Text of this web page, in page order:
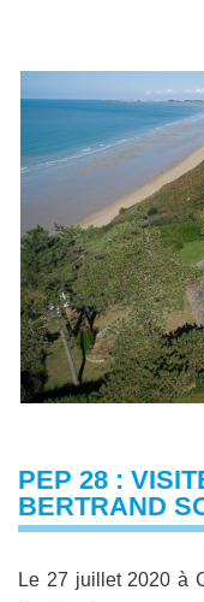
PEP 28 :
BERTRAND
Le 27 juillet 2020 à